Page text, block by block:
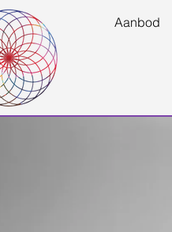
Aanbod